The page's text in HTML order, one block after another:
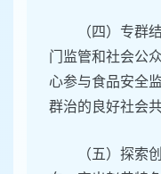
（四）专群
门监管和社会公
心参与食品安全
群治的良好社会
（五）探索